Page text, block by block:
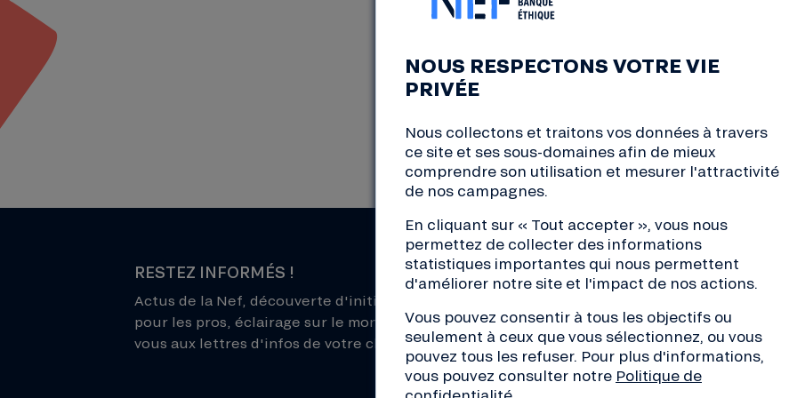
RESTEZ INFORMÉS !
Actus de la Nef, découverte d'initiatives de la transition, conseils
pour les pros, éclairage sur le monde de la finance... Inscrivez-
vous aux lettres d'infos de votre choix !
NOUS RESPECTONS VOTRE VIE
PRIVÉE
Nous collectons et traitons vos données à travers
ce site et ses sous-domaines afin de mieux
comprendre son utilisation et mesurer l'attractivité
de nos campagnes.
En cliquant sur « Tout accepter », vous nous
permettez de collecter des informations
statistiques importantes qui nous permettent
d'améliorer notre site et l'impact de nos actions.
Vous pouvez consentir à tous les objectifs ou
seulement à ceux que vous sélectionnez, ou vous
pouvez tous les refuser. Pour plus d'informations,
vous pouvez consulter notre Politique de
confidentialité